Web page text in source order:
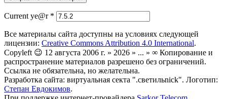
Current ye@r *
Все материалы сайта доступны на условиях следующей
лицензии: Creative Commons Attribution 4.0 International.
Copyleft 😉 12 августа 2006 г. » 2026 » ... » ∞ Копирование и
распространение материалов разрешено без ограничений.
Ссылка не обязательна, но желательна.
Разработка сайта: виртуальная секта ".светильnick". Логотип:
Степан Евдокимов.